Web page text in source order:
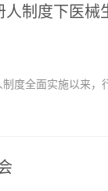
制度下医械
全面实施以来，